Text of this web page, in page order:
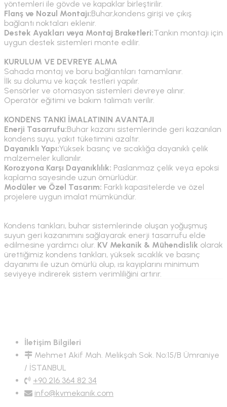
yöntemleri ile gövde ve kapaklar birleştirilir.
Flanş ve Nozul Montajı:Buhar,kondens girişi ve çıkış
bağlantı noktaları eklenir.
Destek Ayakları veya Montaj Braketleri:Tankın montajı için
uygun destek sistemleri monte edilir.
KURULUM VE DEVREYE ALMA
Sahada montaj ve boru bağlantıları tamamlanır.
İlk su dolumu ve kaçak testleri yapılır.
Sensörler ve otomasyon sistemleri devreye alınır.
Operatör eğitimi ve bakım talimatı verilir.
KONDENS TANKI İMALATININ AVANTAJI
Enerji Tasarrufu:Buhar kazanı sistemlerinde geri kazanılan
kondens suyu, yakıt tüketimini azaltır.
Dayanıklı Yapı:Yüksek basınç ve sıcaklığa dayanıklı çelik
malzemeler kullanılır.
Korozyona Karşı Dayanıklılık: Paslanmaz çelik veya epoksi
kaplama sayesinde uzun ömürlüdür.
Modüler ve Özel Tasarım: Farklı kapasitelerde ve özel
projelere uygun imalat mümkündür.
Kondens tankları, buhar sistemlerinde oluşan yoğuşmuş
suyun geri kazanımını sağlayarak enerji tasarrufu elde
edilmesine yardımcı olur. KV Mekanik & Mühendislik olarak
ürettiğimiz kondens tankları, yüksek sıcaklık ve basınç
dayanımı ile uzun ömürlü olup, ısı kayıplarını minimum
seviyeye indirerek sistem verimliliğini artırır.
İletişim Bilgileri
Mehmet Akif Mah. Melikşah Sok. No:15/B Ümraniye
/ İSTANBUL
+90 216 364 82 34
info@kvmekanik.com